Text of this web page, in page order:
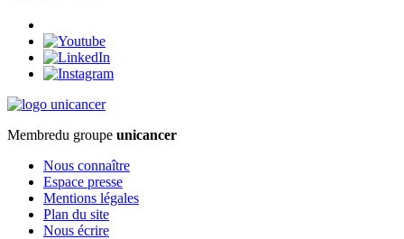
Membredu groupe unicancer
Nous connaître
Espace presse
Mentions légales
Plan du site
Nous écrire